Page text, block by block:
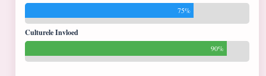
75%
Culturele Invloed
90%